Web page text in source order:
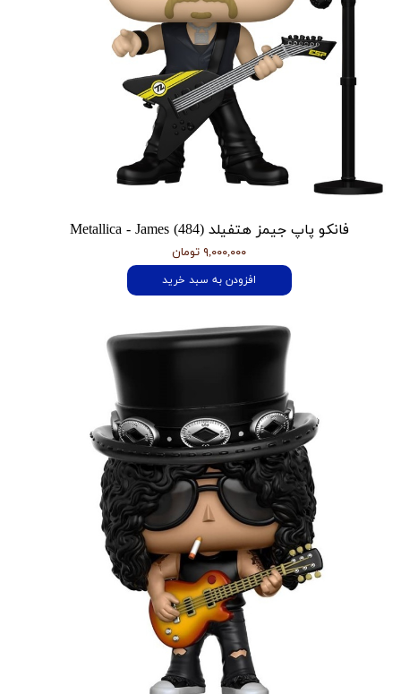
فانکو پاپ جیمز هتفیلد Metallica - James (484)
۹,۰۰۰,۰۰۰ تومان
افزودن به سبد خرید